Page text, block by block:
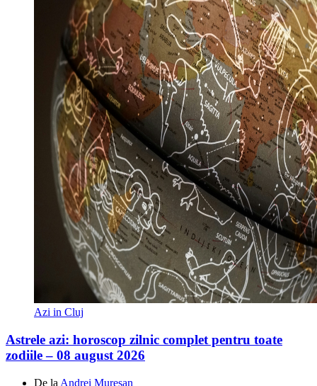
Azi in Cluj
Astrele azi: horoscop zilnic complet pentru toate
zodiile – 08 august 2026
De la Andrei Mureșan